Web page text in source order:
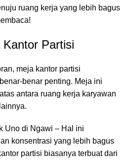
ruang kerja yang lebih bagus
Partisi
meja kantor partisi
benar penting. Meja ini
antara ruang kerja karyawan
Uno di Ngawi – Hal ini
konsentrasi yang lebih bagus
partisi biasanya terbuat dari